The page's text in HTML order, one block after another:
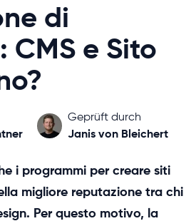
di
CMS e Sito
Geprüft durch
Janis von Bleichert
i programmi per creare siti
migliore reputazione tra chi
Per questo motivo, la